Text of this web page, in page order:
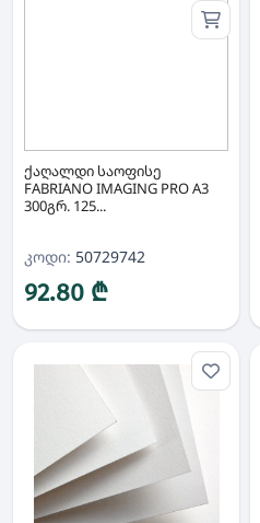
ქაღალდი საოფისე
FABRIANO IMAGING PRO A3
300გრ. 125...
კოდი: 50729742
92.80 ₾